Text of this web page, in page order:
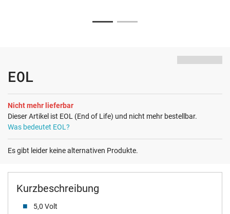
Kurzbeschreibung
5,0 Volt
EOL
Nicht mehr lieferbar
Dieser Artikel ist EOL (End of Life) und nicht mehr bestellbar.
Was bedeutet EOL?
Es gibt leider keine alternativen Produkte.